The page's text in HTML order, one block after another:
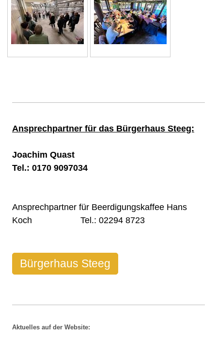
Ansprechpartner für das Bürgerhaus Steeg:
Joachim Quast
Tel.: 0170 9097034
Ansprechpartner für Beerdigungskaffee Hans
Koch Tel.: 02294 8723
Bürgerhaus Steeg
Aktuelles auf der Website: